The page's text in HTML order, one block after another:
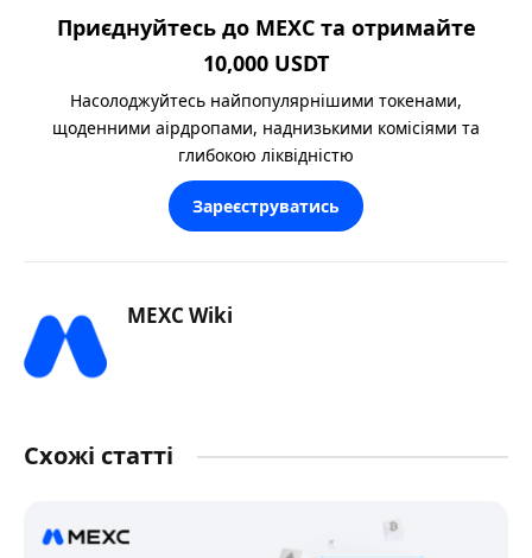
Приєднуйтесь до MEXC та отримайте
10,000 USDT
Насолоджуйтесь найпопулярнішими токенами,
щоденними аірдропами, наднизькими комісіями та
глибокою ліквідністю
Зареєструватись
MEXC Wiki
Схожі статті